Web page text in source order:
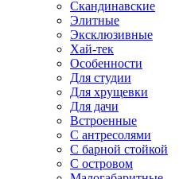
Скандинавские
Элитные
Эксклюзивные
Хай-тек
Особенности
Для студии
Для хрущевки
Для дачи
Встроенные
С антресолями
С барной стойкой
С островом